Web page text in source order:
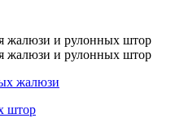
жалюзи и рулонных штор
жалюзи и рулонных штор
жалюзи
штор